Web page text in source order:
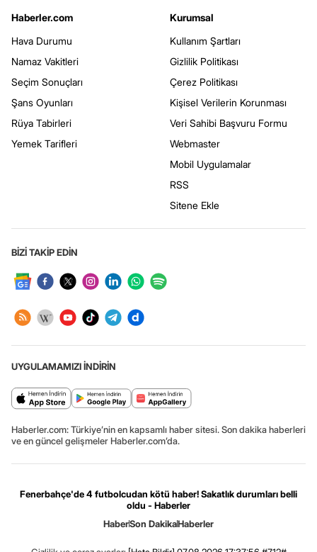
Haberler.com
Hava Durumu
Namaz Vakitleri
Seçim Sonuçları
Şans Oyunları
Rüya Tabirleri
Yemek Tarifleri
Kurumsal
Kullanım Şartları
Gizlilik Politikası
Çerez Politikası
Kişisel Verilerin Korunması
Veri Sahibi Başvuru Formu
Webmaster
Mobil Uygulamalar
RSS
Sitene Ekle
BİZİ TAKİP EDİN
UYGULAMAMIZI İNDİRİN
Haberler.com: Türkiye’nin en kapsamlı haber sitesi. Son dakika haberleri
ve en güncel gelişmeler Haberler.com’da.
Fenerbahçe'de 4 futbolcudan kötü haber! Sakatlık durumları belli
oldu - Haberler
HaberSon DakikaHaberler